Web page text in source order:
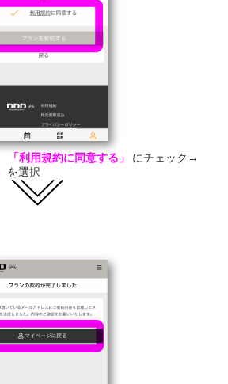
「利用規約に同意する」
にチェック→
を選択